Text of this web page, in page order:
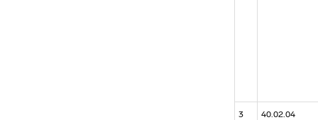
3 40.02.04